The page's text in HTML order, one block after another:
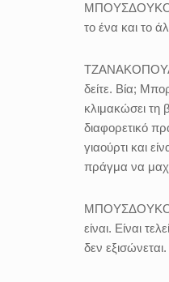
το ένα και το
δείτε. Βία;
κλιμακώσει τη
διαφορετικό
γιαούρτι και
πράγμα να
είναι. Είναι
δεν εξισώνεται.